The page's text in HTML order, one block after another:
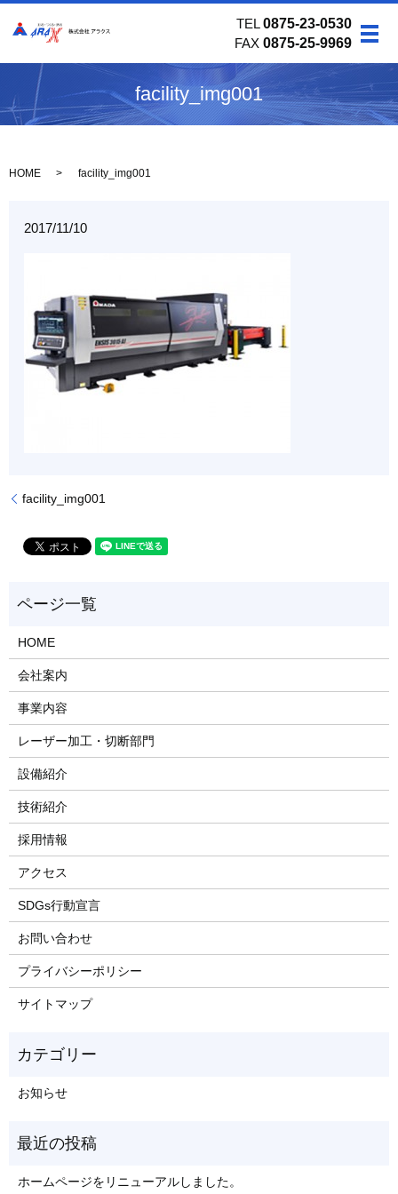
TEL0875-23-0530
FAX 0875-25-9969 メ
facility_img001
HOME facility_img001
2017/11/10
facility_img001
HOME
会社案内
事業内容
レーザー加工・切断部門
設備紹介
技術紹介
採用情報
アクセス
SDGs行動宣言
お問い合わせ
プライバシーポリシー
サイトマップ
お知らせ
ホームページをリニューアルしました。